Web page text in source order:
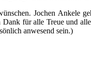
Jochen Ankele
für alle Treue und
anwesend sein.)